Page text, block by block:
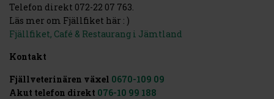
Telefon direkt 072-22 07 763.
Läs mer om Fjällfiket här : )
Fjällfiket, Café & Restaurang i Jämtland
Kontakt
Fjällveterinären växel 0670-109 09
Akut telefon direkt 076-10 99 188